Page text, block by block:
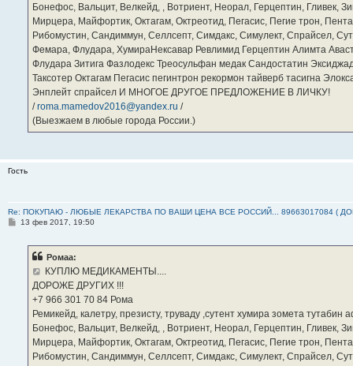
Бонефос, Вальцит, Велкейд, , Вотриент, Неорал, Герцептин, Гливек,
Мирцера, Майфортик, Октагам, Октреотид, Пегасис, Пегие трон,
Рибомустин, Сандиммун, Селлсепт, Симдакс, Симулект, Спрайсел,
Фемара, Флудара, ХумираНексавар Ревлимид Герцептин Алимта
Флудара Зитига Фазлодекс Треосульфан медак Сандостатин
Таксотер Октагам Пегасис пегинтрон рекормон тайверб тасигна
Энплейт спрайсел И МНОГОЕ ДРУГОЕ ПРЕДЛОЖЕНИЕ В ЛИЧКУ!
/roma.mamedov2016@yandex.ru /
(Выезжаем в любые города России.)
Гость
Re: ПОКУПАЮ - ЛЮБЫЕ ЛЕКАРСТВА ПО ВАШИ ЦЕНА ВСЕ РОССИЙ... 89663017084 (
С13 фев 2017, 19:50
Ромаа:
КУПЛЮ МЕДИКАМЕНТЫ....
ДОРОЖЕ ДРУГИХ !!!
‪+7 966 301 70 84‬ Рома
Ремикейд, калетру, презисту, труваду ,сутент хумира зомета
Бонефос, Вальцит, Велкейд, , Вотриент, Неорал, Герцептин, Гливек,
Мирцера, Майфортик, Октагам, Октреотид, Пегасис, Пегие трон,
Рибомустин, Сандиммун, Селлсепт, Симдакс, Симулект, Спрайсел,